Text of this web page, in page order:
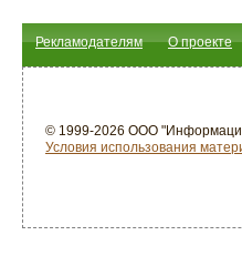
Рекламодателям О проекте
© 1999-2026 ООО
Условия использования